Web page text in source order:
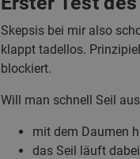
Skepsis bei mir also
klappt tadellos.
blockiert.
Will man schnell Seil
mit dem Daumen
das Seil läuft